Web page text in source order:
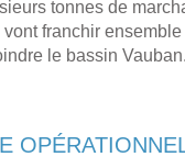
tonnes de
franchir ensemble
le bassin Vauban.